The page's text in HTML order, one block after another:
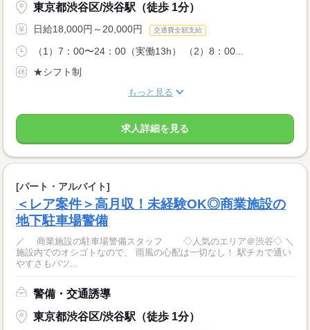
東京都渋谷区/渋谷駅（徒歩 1分）
日給18,000円～20,000円 交通費全額支給
（1）7：00〜24：00（実働13h） （2）8：00...
★シフト制
もっと見る
求人詳細を見る
[パート・アルバイト]
＜レア案件＞高月収！未経験OK◎商業施設の
地下駐車場警備
／ 商業施設の駐車場警備スタッフ ◇人気のエリア＠渋谷◇ ＼
施設内でのオシゴトなので、 雨風の心配は一切なし！ 駅チカで通い
やすさもバツ...
警備・交通誘導
東京都渋谷区/渋谷駅（徒歩 1分）